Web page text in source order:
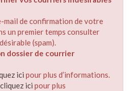
mail de confirmation de votre
un premier temps consulter
(spam).
dossier de courrier
ici pour plus d’informations.
cliquez ici pour plus